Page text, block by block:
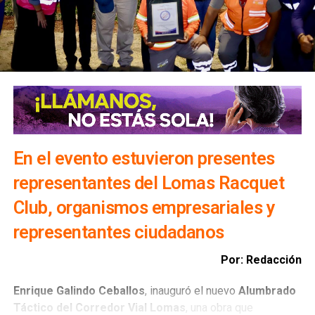
En el evento estuvieron presentes
representantes del Lomas Racquet
Club, organismos empresariales y
representantes ciudadanos
Por: Redacción
Enrique Galindo Ceballos, inauguró el nuevo Alumbrado
Táctico del Corredor Vial Lomas , una obra que